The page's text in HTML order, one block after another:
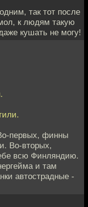
так тот после
к людям такую
кушать не могу!
первых, финны
Во-вторых,
всю Финляндию.
и там
автострадные -